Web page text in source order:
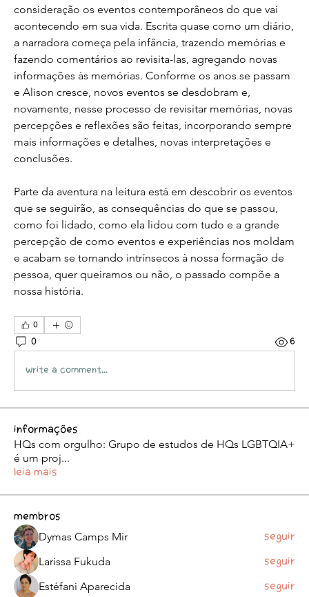
consideração os eventos contemporâneos do que vai
acontecendo em sua vida. Escrita quase como um diário,
a narradora começa pela infância, trazendo memórias e
fazendo comentários ao revisita-las, agregando novas
informações às memórias. Conforme os anos se passam
e Alison cresce, novos eventos se desdobram e,
novamente, nesse processo de revisitar memórias, novas
percepções e reflexões são feitas, incorporando sempre
mais informações e detalhes, novas interpretações e
conclusões.
Parte da aventura na leitura está em descobrir os eventos
que se seguirão, as consequências do que se passou,
como foi lidado, como ela lidou com tudo e a grande
percepção de como eventos e experiências nos moldam
e acabam se tornando intrínsecos à nossa formação de
pessoa, quer queiramos ou não, o passado compõe a
nossa história.
0
0 6
Write a comment...
Informações
HQs com orgulho: Grupo de estudos de HQs LGBTQIA+
é um proj...
Leia Mais
membros
Dymas Camps Mir Seguir
Larissa Fukuda Seguir
Estéfani Aparecida Seguir